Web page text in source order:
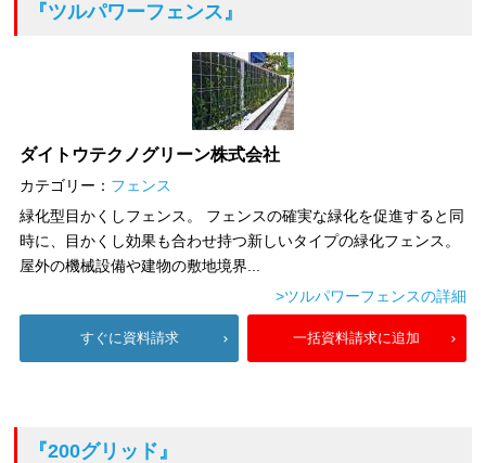
『ツルパワーフェンス』
ダイトウテクノグリーン株式会社
カテゴリー： フェンス
緑化型目かくしフェンス。 フェンスの確実な緑化を促進すると同
時に、目かくし効果も合わせ持つ新しいタイプの緑化フェンス。
屋外の機械設備や建物の敷地境界...
>ツルパワーフェンスの詳細
すぐに資料請求 一括資料請求に追加
『200グリッド』